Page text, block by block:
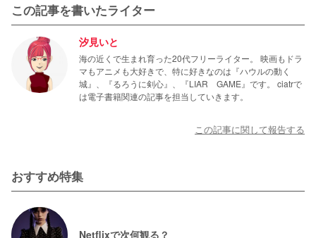
この記事を書いたライター
汐見いと
海の近くで生まれ育った20代フリーライター。 映画もドラ
マもアニメも大好きで、特に好きなのは『ハウルの動く
城』、『るろうに剣心』、『LIAR GAME』です。 ciatrで
は電子書籍関連の記事を担当していきます。
この記事に関して報告する
おすすめ特集
Netflixで次何観る？